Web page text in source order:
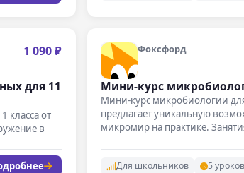
1 090 ₽
для 11
класса от
в
Фоксфорд
Мини-курс
Мини-курс микробиологии
предлагает уникальную
микромир на практике.
Для школьников 5 уроков